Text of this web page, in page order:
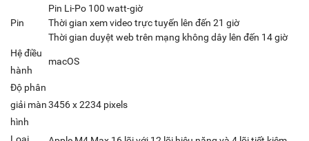
Pin
Pin Li-Po 100 watt-giờ
Thời gian xem video trực tuyến lên đến 21 giờ
Thời gian duyệt web trên mạng không dây lên đến 14 giờ
Hệ điều
hành
macOS
Độ phân
giải màn
hình
3456 x 2234 pixels